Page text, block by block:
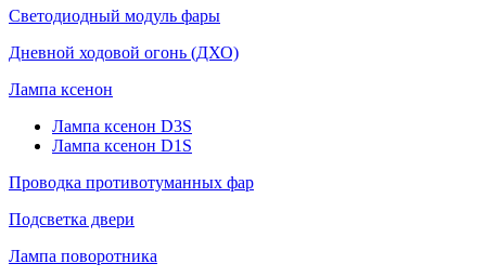
Светодиодный модуль фары
Дневной ходовой огонь (ДХО)
Лампа ксенон
Лампа ксенон D3S
Лампа ксенон D1S
Проводка противотуманных фар
Подсветка двери
Лампа поворотника